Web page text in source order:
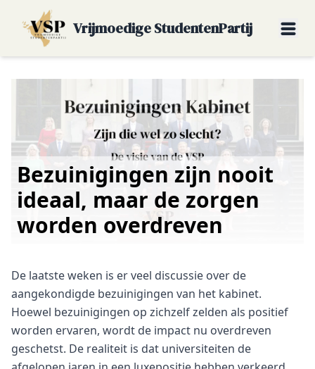
Vrijmoedige StudentenPartij
Bezuinigingen zijn nooit
ideaal, maar de zorgen
worden overdreven
De laatste weken is er veel discussie over de
aangekondigde bezuinigingen van het kabinet.
Hoewel bezuinigingen op zichzelf zelden als positief
worden ervaren, wordt de impact nu overdreven
geschetst. De realiteit is dat universiteiten de